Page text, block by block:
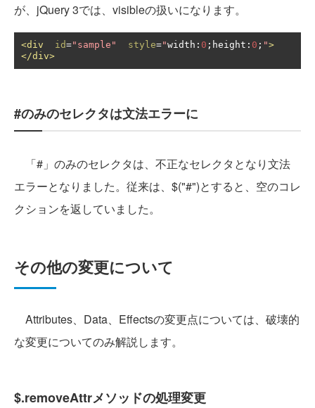
が、jQuery 3では、visibleの扱いになります。
<div id="sample" style="width : 0 ; height : 0 ; ">
</div>
#のみのセレクタは文法エラーに
「#」のみのセレクタは、不正なセレクタとなり文法
エラーとなりました。従来は、$("#")とすると、空のコレ
クションを返していました。
その他の変更について
Attributes、Data、Effectsの変更点については、破壊的
な変更についてのみ解説します。
$.removeAttrメソッドの処理変更